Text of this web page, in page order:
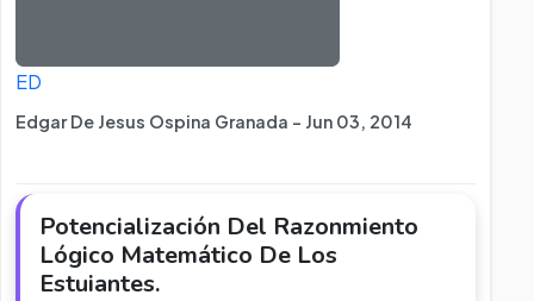
ED
Edgar De Jesus Ospina Granada - Jun 03, 2014
Potencialización Del Razonmiento
Lógico Matemático De Los
Estuiantes.